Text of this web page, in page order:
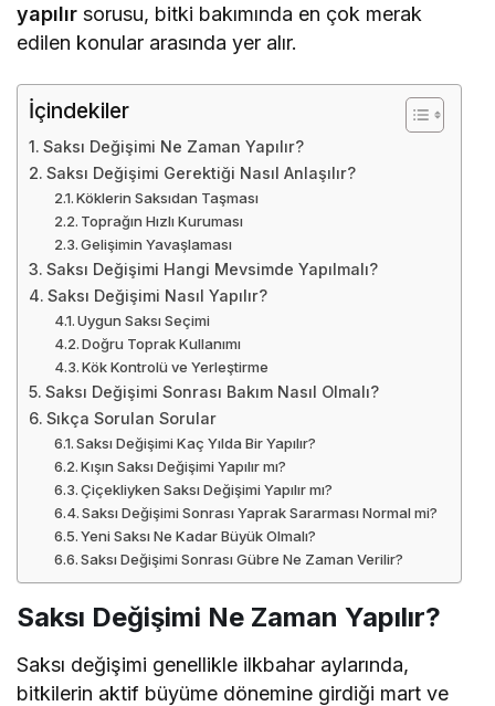
yapılır sorusu, bitki bakımında en çok merak
edilen konular arasında yer alır.
İçindekiler
Saksı Değişimi Ne Zaman Yapılır?
Saksı Değişimi Gerektiği Nasıl Anlaşılır?
Köklerin Saksıdan Taşması
Toprağın Hızlı Kuruması
Gelişimin Yavaşlaması
Saksı Değişimi Hangi Mevsimde Yapılmalı?
Saksı Değişimi Nasıl Yapılır?
Uygun Saksı Seçimi
Doğru Toprak Kullanımı
Kök Kontrolü ve Yerleştirme
Saksı Değişimi Sonrası Bakım Nasıl Olmalı?
Sıkça Sorulan Sorular
Saksı Değişimi Kaç Yılda Bir Yapılır?
Kışın Saksı Değişimi Yapılır mı?
Çiçekliyken Saksı Değişimi Yapılır mı?
Saksı Değişimi Sonrası Yaprak Sararması Normal mi?
Yeni Saksı Ne Kadar Büyük Olmalı?
Saksı Değişimi Sonrası Gübre Ne Zaman Verilir?
Saksı Değişimi Ne Zaman Yapılır?
Saksı değişimi genellikle ilkbahar aylarında,
bitkilerin aktif büyüme dönemine girdiği mart ve